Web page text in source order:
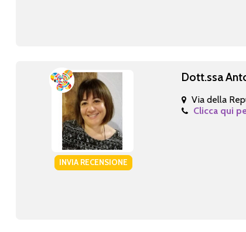
INVIA RECENSIONE
Dott.ssa
Via della
Clicca qui